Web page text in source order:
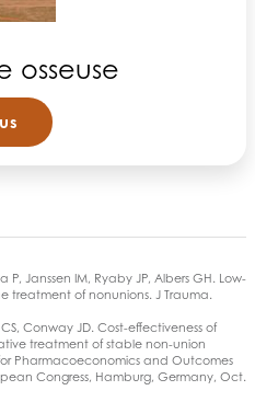
osseuse
P, Janssen IM, Ryaby JP, Albers GH. Low-
treatment of nonunions. J Trauma.
Conway JD. Cost-effectiveness of
treatment of stable non-union
Pharmacoeconomics and Outcomes
Congress, Hamburg, Germany, Oct.